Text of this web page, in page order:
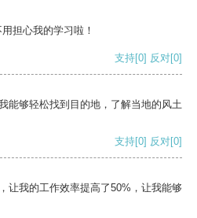
担心我的学习啦！
支持[0] 反对[0]
能够轻松找到目的地，了解当地的风土
支持[0] 反对[0]
让我的工作效率提高了50%，让我能够